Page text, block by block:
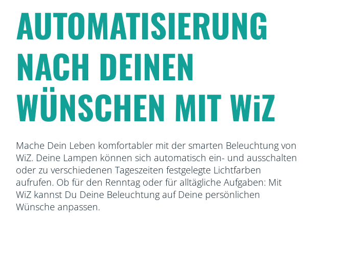
AUTOMATISIERUNG
NACH DEINEN
WÜNSCHEN MIT WiZ
Mache Dein Leben komfortabler mit der smarten Beleuchtung von
WiZ. Deine Lampen können sich automatisch ein- und ausschalten
oder zu verschiedenen Tageszeiten festgelegte Lichtfarben
aufrufen. Ob für den Renntag oder für alltägliche Aufgaben: Mit
WiZ kannst Du Deine Beleuchtung auf Deine persönlichen
Wünsche anpassen.